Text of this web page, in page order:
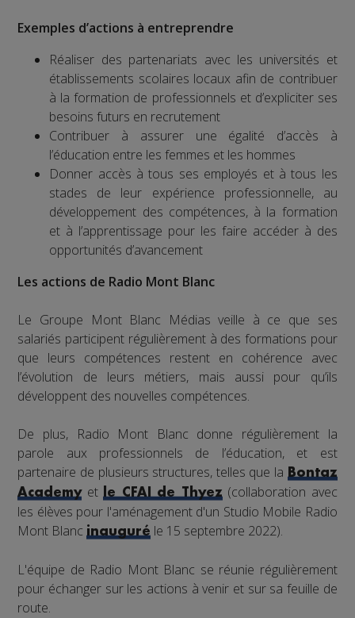
Exemples d’actions à entreprendre
Réaliser des partenariats avec les universités et
établissements scolaires locaux afin de contribuer
à la formation de professionnels et d’expliciter ses
besoins futurs en recrutement
Contribuer à assurer une égalité d’accès à
l’éducation entre les femmes et les hommes
Donner accès à tous ses employés et à tous les
stades de leur expérience professionnelle, au
développement des compétences, à la formation
et à l’apprentissage pour les faire accéder à des
opportunités d’avancement
Les actions de Radio Mont Blanc
Le Groupe Mont Blanc Médias veille à ce que ses
salariés participent régulièrement à des formations pour
que leurs compétences restent en cohérence avec
l’évolution de leurs métiers, mais aussi pour qu’ils
développent des nouvelles compétences.
De plus, Radio Mont Blanc donne régulièrement la
parole aux professionnels de l’éducation, et est
partenaire de plusieurs structures, telles que la Bontaz
Academyetle CFAI de Thyez(collaboration avec
les élèves pour l'aménagement d'un Studio Mobile Radio
Mont Blancinauguré le 15 septembre 2022).
L'équipe de Radio Mont Blanc se réunie régulièrement
pour échanger sur les actions à venir et sur sa feuille de
route.